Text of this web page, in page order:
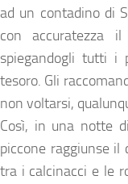
ad un contadino di
con accuratezza
spiegandogli tutti i
tesoro. Gli
non voltarsi,
Così, in una notte
piccone raggiunse il
tra i calcinacci e le